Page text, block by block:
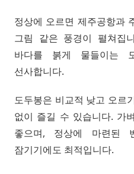
정상에 오르면 제주공항과
그림 같은 풍경이 펼쳐집
바다를 붉게 물들이는
선사합니다.
도두봉은 비교적 낮고 오르
없이 즐길 수 있습니다. 가
좋으며, 정상에 마련된
잠기기에도 최적입니다.